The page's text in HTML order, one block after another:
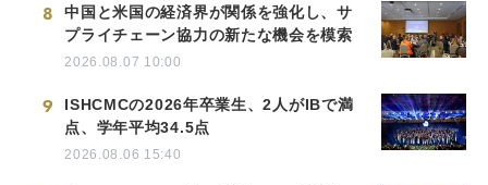
8
中国と米国の経済界が関係を強化し、サ
プライチェーン協力の新たな機会を模索
2026.08.07 10:00
9
ISHCMCの2026年卒業生、2人がIBで満
点、学年平均34.5点
2026.08.06 15:40